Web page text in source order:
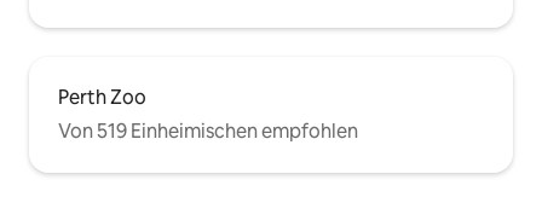
Perth Zoo
Von 519 Einheimischen empfohlen